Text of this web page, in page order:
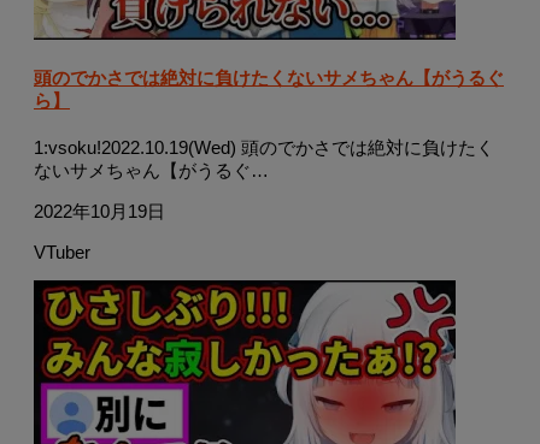
頭のでかさでは絶対に負けたくないサメちゃん【がうるぐ
ら】
1:vsoku!2022.10.19(Wed) 頭のでかさでは絶対に負けたく
ないサメちゃん【がうるぐ…
2022年10月19日
VTuber